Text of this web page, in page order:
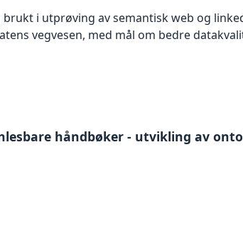
i utprøving av semantisk web og
vegvesen, med mål om bedre
håndbøker - utvikling av